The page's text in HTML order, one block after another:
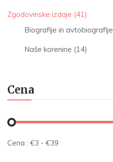
Zgodovinske izdaje (41)
Biografije in avtobiografije
Naše korenine (14)
Cena
Cena : €3 - €39